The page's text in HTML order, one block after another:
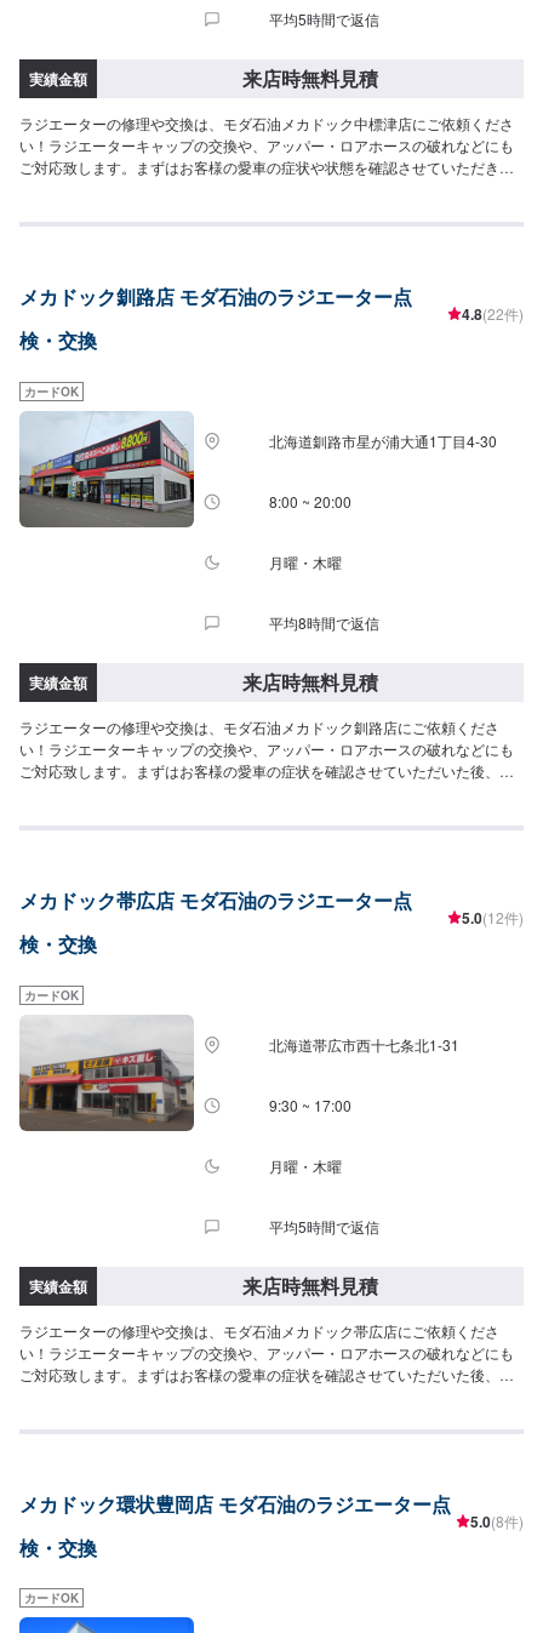
平均5時間で返信
実績金額 来店時無料見積
ラジエーターの修理や交換は、モダ石油メカドック中標津店にご依頼くださ
い！ラジエーターキャップの交換や、アッパー・ロアホースの破れなどにも
ご対応致します。まずはお客様の愛車の症状や状態を確認させていただき、
メカドック釧路店 モダ石油のラジエーター点
検・交換
4.8(22件)
カードOK
北海道釧路市星が浦大通1丁目4-30
8:00 ~ 20:00
月曜・木曜
平均8時間で返信
実績金額 来店時無料見積
ラジエーターの修理や交換は、モダ石油メカドック釧路店にご依頼くださ
い！ラジエーターキャップの交換や、アッパー・ロアホースの破れなどにも
ご対応致します。まずはお客様の愛車の症状を確認させていただいた後、お
メカドック帯広店 モダ石油のラジエーター点
検・交換
5.0(12件)
カードOK
北海道帯広市西十七条北1-31
9:30 ~ 17:00
月曜・木曜
平均5時間で返信
実績金額 来店時無料見積
ラジエーターの修理や交換は、モダ石油メカドック帯広店にご依頼くださ
い！ラジエーターキャップの交換や、アッパー・ロアホースの破れなどにも
ご対応致します。まずはお客様の愛車の症状を確認させていただいた後、お
メカドック環状豊岡店 モダ石油のラジエーター点
検・交換
5.0(8件)
カードOK